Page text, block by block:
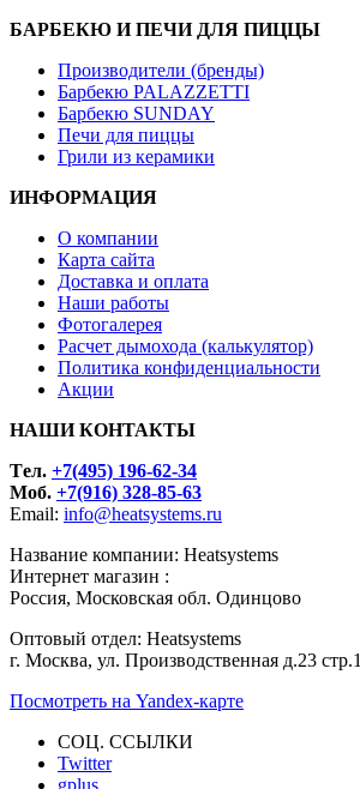
БАРБЕКЮ И ПЕЧИ ДЛЯ ПИЦЦЫ
Производители (бренды)
Барбекю PALAZZETTI
Барбекю SUNDAY
Печи для пиццы
Грили из керамики
ИНФОРМАЦИЯ
О компании
Карта сайта
Доставка и оплата
Наши работы
Фотогалерея
Расчет дымохода (калькулятор)
Политика конфиденциальности
Акции
НАШИ КОНТАКТЫ
Tел. +7(495) 196-62-34
Моб. +7(916) 328-85-63
Email: info@heatsystems.ru
Название компании: Heatsystems
Интернет магазин :
Россия, Московская обл. Одинцово
Оптовый отдел: Heatsystems
г. Москва, ул. Производственная д.23 стр.1
Посмотреть на Yandex-карте
СОЦ. ССЫЛКИ
Twitter
gplus